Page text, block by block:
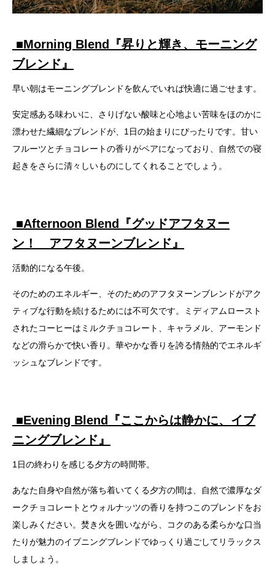
■Morning Blend『昇りと輝き、モーニング
ブレンド』
早い朝はモーニングブレンドを飲んでいれば快適に過ごせます。
安定感ある味わいに、さりげない酸味と心地よい苦味をほのかに
漂わせた繊細なブレンドが、1日の始まりにぴったりです。甘い
フルーツとチョコレートの香りがペアになっており、自然での寝
起きをさらに清々しいものにしてくれることでしょう。
■Afternoon Blend『グッドアフタヌー
ン！ アフタヌーンブレンド』
活動的になる午後。
そのためのエネルギー、そのためのアフタヌーンブレンドがアク
ティブな行動を続けるためには不可欠です。ミディアムロースト
されたコーヒーはミルクチョコレート、キャラメル、アーモンド
などの滑らかで快い香り。華やかな香りを誇る情熱的でエネルギ
ッシュなブレンドです。
■Evening Blend​『ここからは静かに、イブ
ニングブレンド』
1日の終わりを感じる夕方の時間帯。
あなた自身や自然が落ち着いてくる夕方の間は、自然で濃厚なダ
ークチョコレートとウォルナッツの香りを持つこのブレンドをお
楽しみください。焚き火を囲いながら、コクのある柔らかな口当
たりが魅力のイブニングブレンドでゆっくり過ごしてリラックス
しましょう。